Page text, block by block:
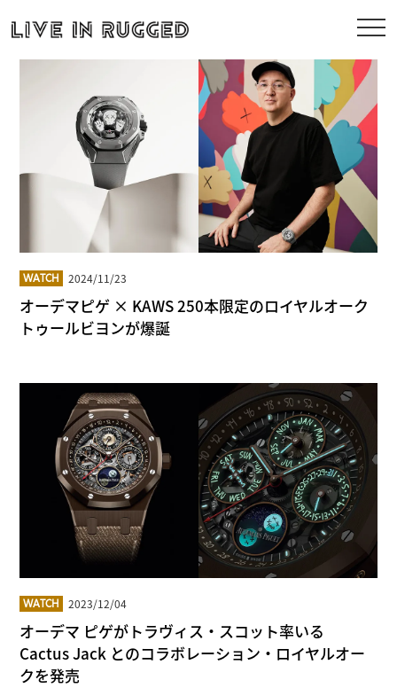
WATCH 2024/11/23
オーデマピゲ × KAWS 250本限定のロイヤルオーク
トゥールビヨンが爆誕
WATCH 2023/12/04
オーデマ ピゲがトラヴィス・スコット率いる
Cactus Jack とのコラボレーション・ロイヤルオー
クを発売